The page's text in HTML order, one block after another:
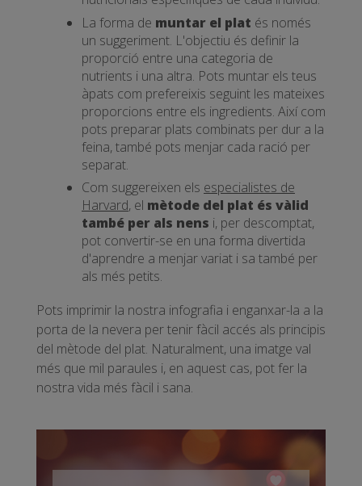
La forma de muntar el plat és només
un suggeriment. L'objectiu és definir la
proporció entre una categoria de
nutrients i una altra. Pots muntar els teus
àpats com prefereixis seguint les mateixes
proporcions entre els ingredients. Així com
pots preparar plats combinats per dur a la
feina, també pots menjar cada ració per
separat.
Com suggereixen els especialistes de
Harvard, el mètode del plat és vàlid
també per als nens i, per descomptat,
pot convertir-se en una forma divertida
d'aprendre a menjar variat i sa també per
als més petits.
Pots imprimir la nostra infografia i enganxar-la a la
porta de la nevera per tenir fàcil accés als principis
del mètode del plat. Naturalment, una imatge val
més que mil paraules i, en aquest cas, pot fer la
nostra vida més fàcil i sana.